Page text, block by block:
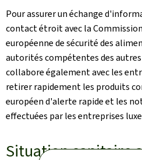
Pour assurer un échange
contact étroit avec la
européenne de sécurité des
autorités compétentes des autres
collabore également avec les
retirer rapidement les produits
européen d'alerte rapide et les
effectuées par les entreprises
Situation sanitaire